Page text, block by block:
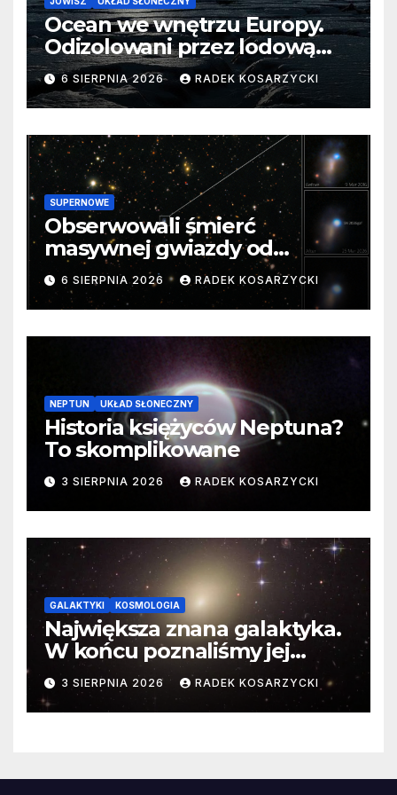
Ocean we wnętrzu Europy.
Odizolowani przez lodową
barierę
6 SIERPNIA 2026 RADEK KOSARZYCKI
SUPERNOWE
Obserwowali śmierć
masywnej gwiazdy od
samego początku. Niezwykle
cenne dane
6 SIERPNIA 2026 RADEK KOSARZYCKI
NEPTUN UKŁAD SŁONECZNY
Historia księżyców Neptuna?
To skomplikowane
3 SIERPNIA 2026 RADEK KOSARZYCKI
GALAKTYKI KOSMOLOGIA
Największa znana galaktyka.
W końcu poznaliśmy jej
faktyczne wymiary
3 SIERPNIA 2026 RADEK KOSARZYCKI